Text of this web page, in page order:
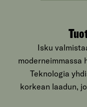
Isku
moderneimmassa
Teknologia
korkean laadun,